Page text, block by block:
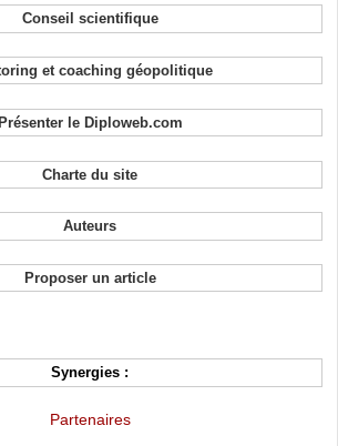
Conseil scientifique
et coaching géopolitique
Présenter le Diploweb.com
Charte du site
Auteurs
Proposer un article
Synergies :
Partenaires